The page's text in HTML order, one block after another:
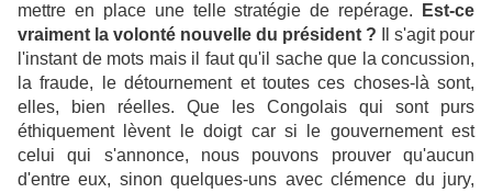
mettre en place une telle stratégie de repérage.
Est-ce
vraiment la volonté nouvelle du président ? Il s'agit pour
l'instant de mots mais il faut qu'il sache que la concussion,
la fraude, le détournement et toutes ces choses-là sont,
elles, bien réelles. Que les Congolais qui sont purs
éthiquement lèvent le doigt car si le gouvernement est
celui qui s'annonce, nous pouvons prouver qu'aucun
d'entre eux, sinon quelques-uns avec clémence du jury,